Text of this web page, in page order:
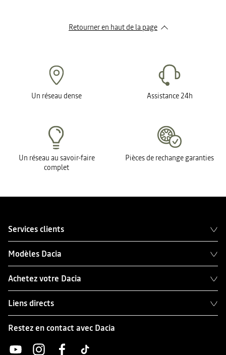
Retourner en haut de la page
Un réseau dense Assistance 24h
Un réseau au savoir-faire
complet
Pièces de rechange garanties
Services clients
Modèles Dacia
Achetez votre Dacia
Liens directs
Restez en contact avec Dacia